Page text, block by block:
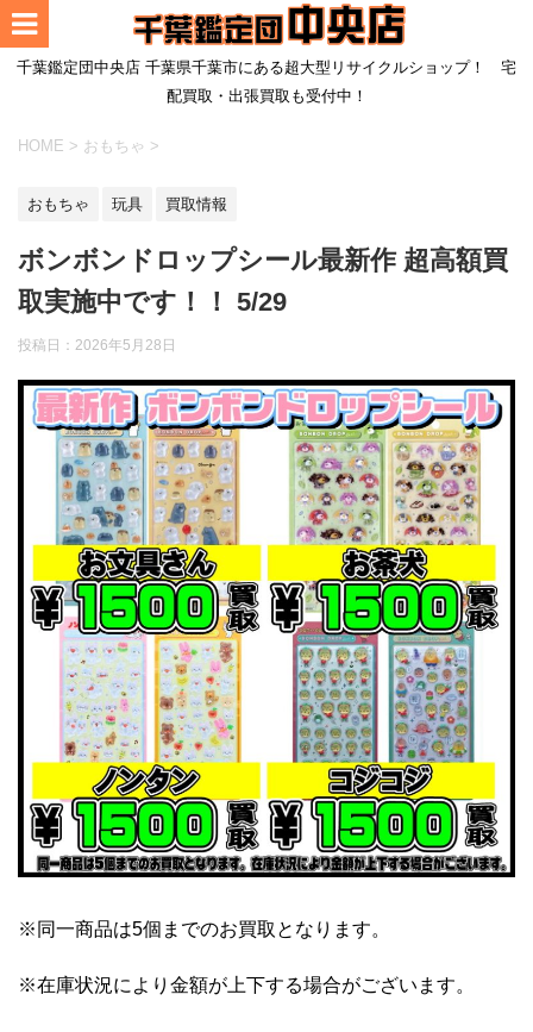
千葉鑑定団中央店 千葉県千葉市にある超大型リサイクルショップ！ 宅
配買取・出張買取も受付中！
HOME > おもちゃ >
おもちゃ 玩具 買取情報
ボンボンドロップシール最新作 超高額買
取実施中です！！ 5/29
投稿日： 2026年5月28日
※同一商品は5個までのお買取となります。
※在庫状況により金額が上下する場合がございます。